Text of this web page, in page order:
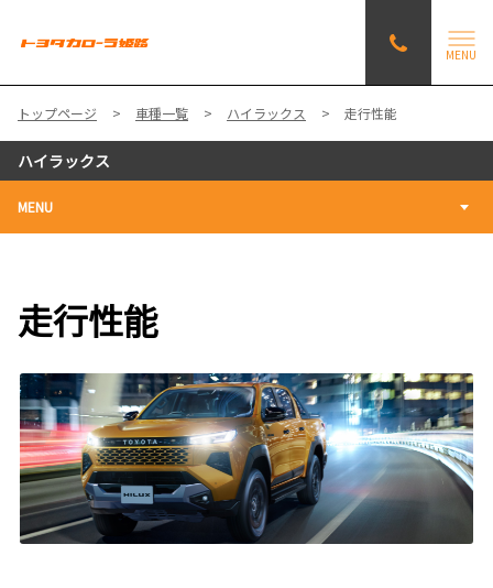
MENU
トップページ 車種一覧 ハイラックス 走行性能
ハイラックス
MENU
走行性能